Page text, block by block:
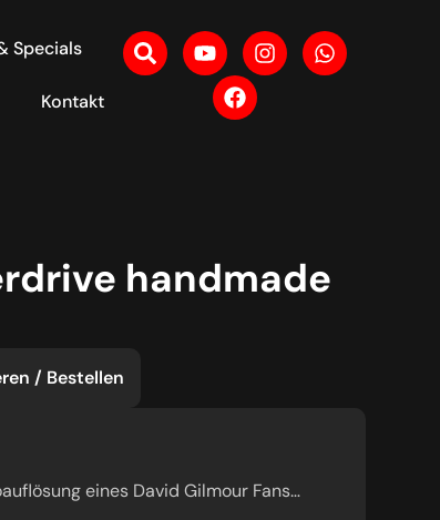
Specials
Kontakt
handmade
/ Bestellen
eines David Gilmour Fans…